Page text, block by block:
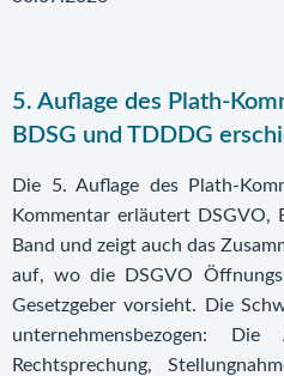
5. Auflage des Plath-
BDSG und TDDDG
Die 5. Auflage des Plath-
Kommentar erläutert DSGVO,
Band und zeigt auch das
auf, wo die DSGVO
Gesetzgeber vorsieht. Die
unternehmensbezogen:
Rechtsprechung,